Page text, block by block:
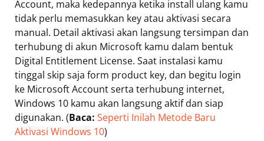
Account, maka kedepannya ketika install ulang kamu
tidak perlu memasukkan key atau aktivasi secara
manual. Detail aktivasi akan langsung tersimpan dan
terhubung di akun Microsoft kamu dalam bentuk
Digital Entitlement License. Saat instalasi kamu
tinggal skip saja form product key, dan begitu login
ke Microsoft Account serta terhubung internet,
Windows 10 kamu akan langsung aktif dan siap
digunakan. (Baca: Seperti Inilah Metode Baru
Aktivasi Windows 10)